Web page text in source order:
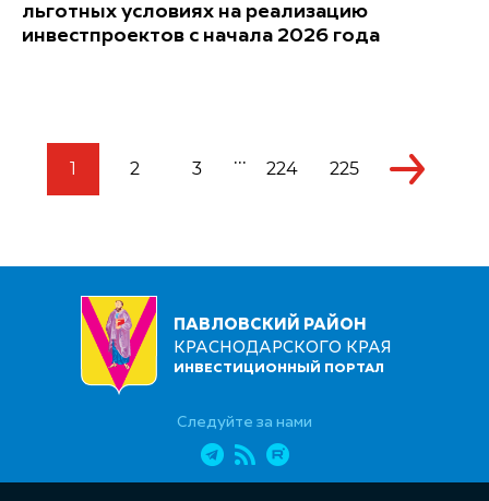
льготных условиях на реализацию
инвестпроектов с начала 2026 года
1 2 3 ... 224 225
ПАВЛОВСКИЙ РАЙОН
КРАСНОДАРСКОГО КРАЯ
ИНВЕСТИЦИОННЫЙ ПОРТАЛ
Следуйте за нами